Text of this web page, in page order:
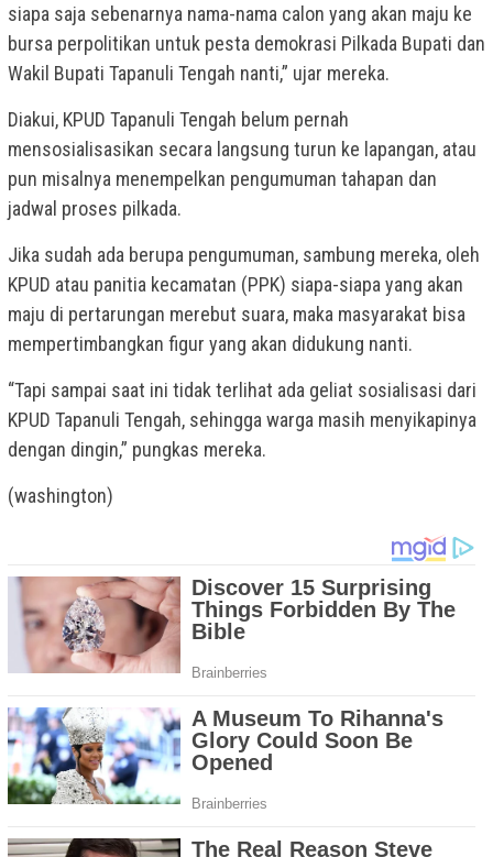
siapa saja sebenarnya nama-nama calon yang akan maju ke
bursa perpolitikan untuk pesta demokrasi Pilkada Bupati dan
Wakil Bupati Tapanuli Tengah nanti,” ujar mereka.
Diakui, KPUD Tapanuli Tengah belum pernah
mensosialisasikan secara langsung turun ke lapangan, atau
pun misalnya menempelkan pengumuman tahapan dan
jadwal proses pilkada.
Jika sudah ada berupa pengumuman, sambung mereka, oleh
KPUD atau panitia kecamatan (PPK) siapa-siapa yang akan
maju di pertarungan merebut suara, maka masyarakat bisa
mempertimbangkan figur yang akan didukung nanti.
“Tapi sampai saat ini tidak terlihat ada geliat sosialisasi dari
KPUD Tapanuli Tengah, sehingga warga masih menyikapinya
dengan dingin,” pungkas mereka.
(washington)